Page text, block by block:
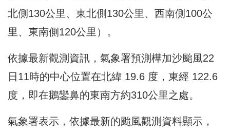
北側130公里、東北側130公里、西南側100公
里、東南側120公里）。
依據最新觀測資訊，氣象署預測樺加沙颱風22
日11時的中心位置在北緯 19.6 度，東經 122.6
度，即在鵝鑾鼻的東南方約310公里之處。
氣象署表示，依據最新的颱風觀測資料顯示，